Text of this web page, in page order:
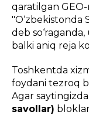
qaratilgan
"O‘zbekistonda
deb
balki aniq reja
Toshkentda
foydani tezroq
Agar saytingizda
savollar)